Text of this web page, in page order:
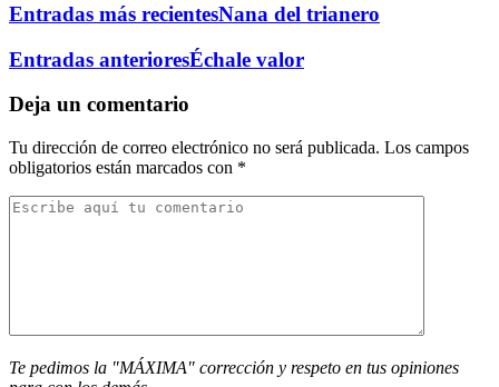
Entradas más recientesNana del trianero
Entradas anterioresÉchale valor
Deja un comentario
Tu dirección de correo electrónico no será publicada. Los campos
obligatorios están marcados con *
Te pedimos la "MÁXIMA" corrección y respeto en tus opiniones